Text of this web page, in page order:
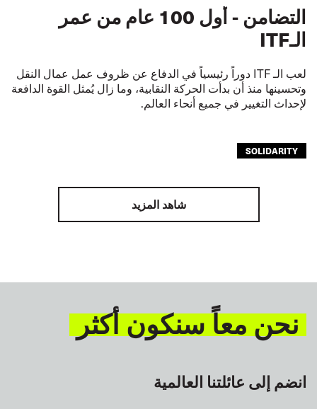
التضامن - أول 100 عام من عمر
الـITF
لعب الـ ITF دوراً رئيسياً في الدفاع عن ظروف عمل عمال النقل
وتحسينها منذ أن بدأت الحركة النقابية، وما زال يُمثل القوة الدافعة
لإحداث التغيير في جميع أنحاء العالم.
SOLIDARITY
شاهد المزيد
نحن معاً سنكون أكثر
انضم إلى عائلتنا العالمية